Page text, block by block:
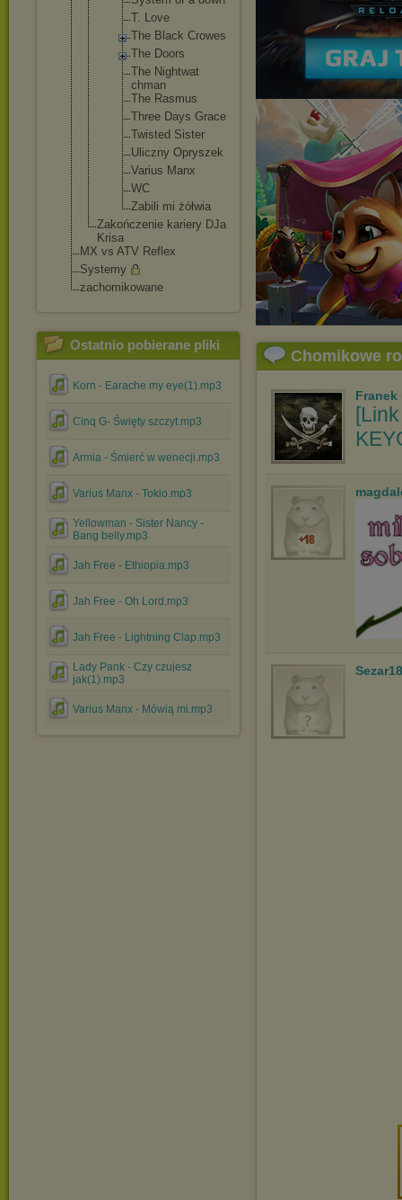
T. Love
The Black Crowes
The Doors
The Nightwat
chman
The Rasmus
Three Days Grace
Twisted Sister
Uliczny Opryszek
Varius Manx
WC
Zabili mi żółwia
Zakończenie kariery DJa
Krisa
MX vs ATV Reflex
Systemy
zachomikowane
Ostatnio pobierane pliki
Korn - Earache my eye(1).mp3
Cinq G- Święty szczyt.mp3
Armia - Śmierć w wenecji.mp3
Varius Manx - Tokio.mp3
Yellowman - Sister Nancy -
Bang belly.mp3
Jah Free - Ethiopia.mp3
Jah Free - Oh Lord.mp3
Jah Free - Lightning Clap.mp3
Lady Pank - Czy czujesz
jak(1).mp3
Varius Manx - Mówią mi.mp3
Chomikowe
Franek
Sezar18